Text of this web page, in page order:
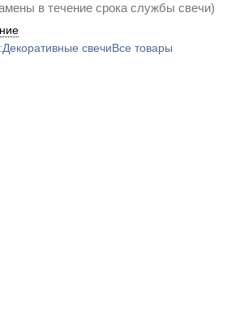
в течение срока службы свечи)
Декоративные свечиВсе товары